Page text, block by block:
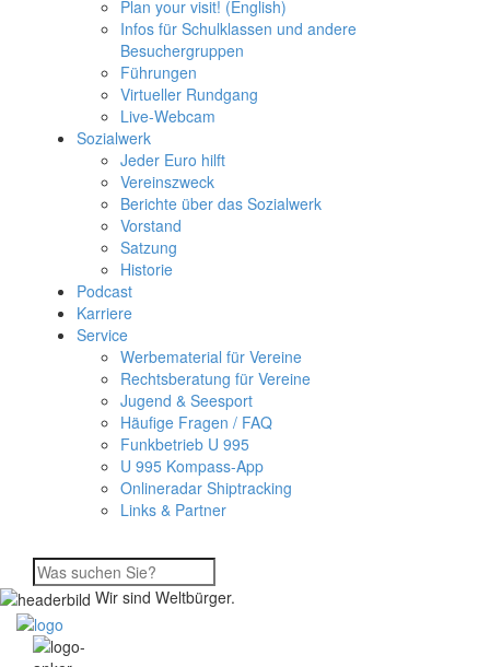
Plan your visit! (English)
Infos für Schulklassen und andere
Besuchergruppen
Führungen
Virtueller Rundgang
Live-Webcam
Sozialwerk
Jeder Euro hilft
Vereinszweck
Berichte über das Sozialwerk
Vorstand
Satzung
Historie
Podcast
Karriere
Service
Werbematerial für Vereine
Rechtsberatung für Vereine
Jugend & Seesport
Häufige Fragen / FAQ
Funkbetrieb U 995
U 995 Kompass-App
Onlineradar Shiptracking
Links & Partner
Wir sind Weltbürger.